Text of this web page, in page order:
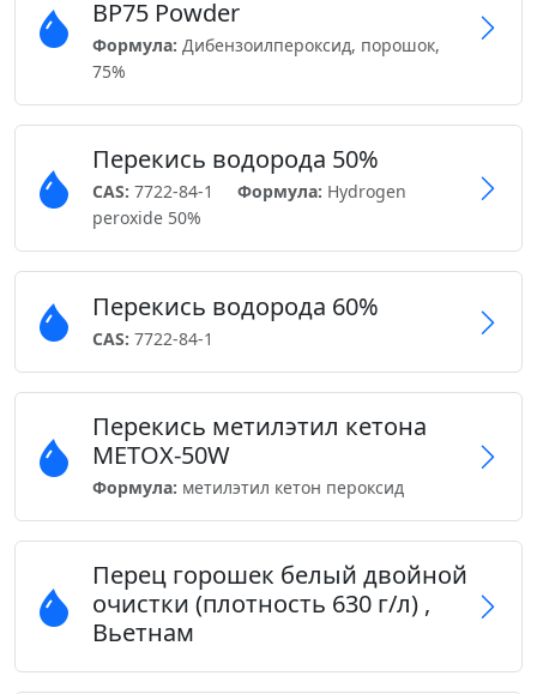
BP75 Powder
Формула: Дибензоилпероксид, порошок,
75%
Перекись водорода 50%
CAS: 7722-84-1 Формула: Hydrogen
peroxide 50%
Перекись водорода 60%
CAS: 7722-84-1
Перекись метилэтил кетона
METOX-50W
Формула: метилэтил кетон пероксид
Перец горошек белый двойной
очистки (плотность 630 г/л) ,
Вьетнам